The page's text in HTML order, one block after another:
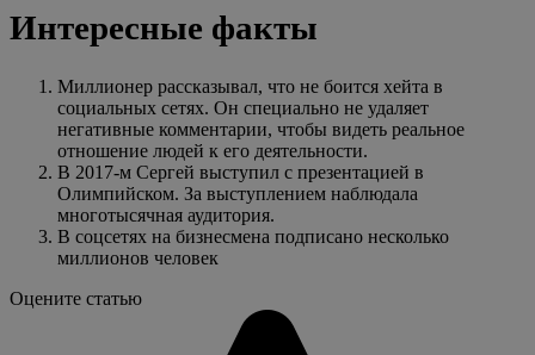
Интересные факты
Миллионер рассказывал, что не боится хейта в
социальных сетях. Он специально не удаляет
негативные комментарии, чтобы видеть реальное
отношение людей к его деятельности.
В 2017-м Сергей выступил с презентацией в
Олимпийском. За выступлением наблюдала
многотысячная аудитория.
В соцсетях на бизнесмена подписано несколько
миллионов человек
Оцените статью